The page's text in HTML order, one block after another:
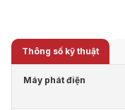
Thông số kỹ thuật
Máy phát điện